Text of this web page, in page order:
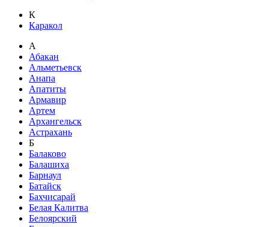
К
Каракол
А
Абакан
Альметьевск
Анапа
Апатиты
Армавир
Артем
Архангельск
Астрахань
Б
Балаково
Балашиха
Барнаул
Батайск
Бахчисарай
Белая Калитва
Белоярский